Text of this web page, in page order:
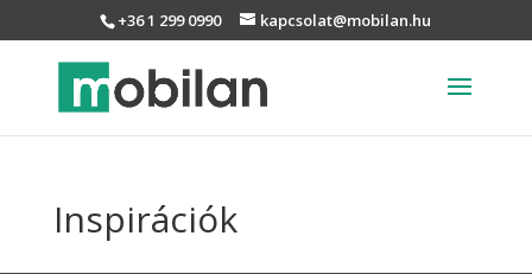
+36 1 299 0990 kapcsolat@mobilan.hu
Inspirációk